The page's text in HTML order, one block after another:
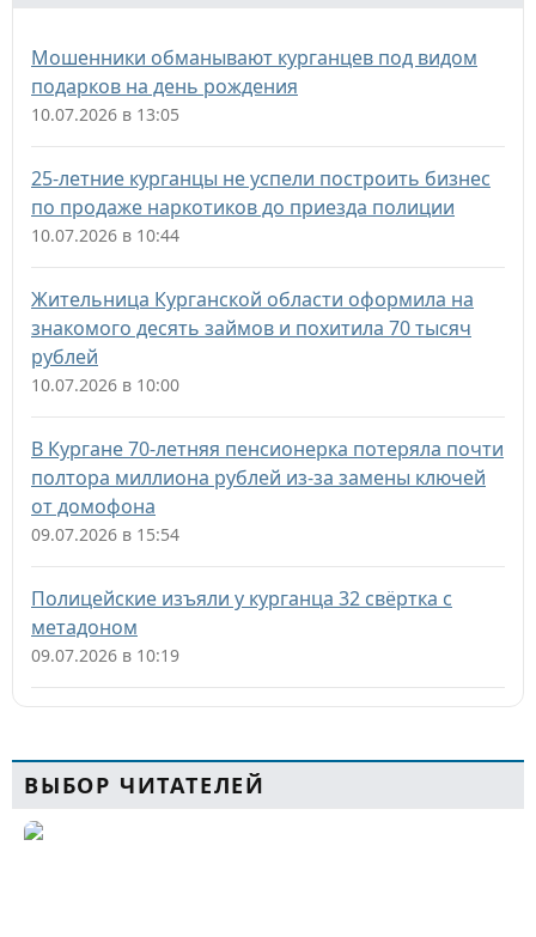
Мошенники обманывают курганцев под видом
подарков на день рождения
10.07.2026 в 13:05
25-летние курганцы не успели построить бизнес
по продаже наркотиков до приезда полиции
10.07.2026 в 10:44
Жительница Курганской области оформила на
знакомого десять займов и похитила 70 тысяч
рублей
10.07.2026 в 10:00
В Кургане 70-летняя пенсионерка потеряла почти
полтора миллиона рублей из-за замены ключей
от домофона
09.07.2026 в 15:54
Полицейские изъяли у курганца 32 свёртка с
метадоном
09.07.2026 в 10:19
ВЫБОР ЧИТАТЕЛЕЙ